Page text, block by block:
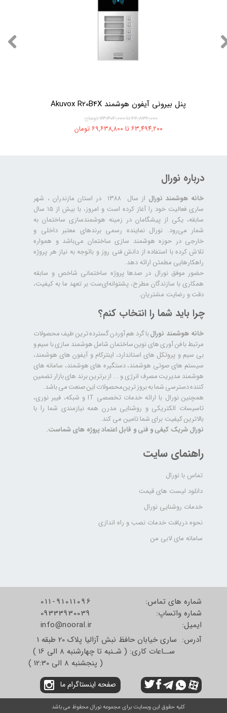
پنل بیرونی آیفون هوشمند Akuvox R20B4X
۶۶,۸۳۶,۰۰۰ تا ۷۳,۳۰۴,۰۰۰ تومان
۶۳,۴۹۴,۲۰۰ تا ۶۹,۶۳۸,۸۰۰ تومان
درباره نورال
خانه هوشمند نورال
از سال ۱۳۸۸ در استان مازندران ، شهر
ساری فعالیت خود را آغاز کرده است و امروز، با بیش از ۱۵ سال
سابقه، یکی از پیشگامان در زمینه هوشمندسازی ساختمان به
شمار می‌رود. نورال نماینده رسمی برندهای معتبر داخلی و
خارجی در حوزه هوشمند سازی ساختمان می‌باشد و همواره
تلاش کرده با استفاده از دانش فنی روز و باتوجه به نیاز هر پروژه
راهکارهایی مطمئن ارائه دهد.
حضور موفق نورال در صدها پروژه‌ ساختمانی شاخص و سابقه
همکاری با سازندگان مطرح، پشتوانه‌ای‌ست بر تعهد ما به کیفیت،
دقت و رضایت مشتریان.
راهنمای سایت
تماس با نورال
دانلود لیست های قیمت
خدمات روشنایی نورال
نحوه دریافت خدمات نصب و راه اندازی
سامانه مای لابی من
چرا باید شما را انتخاب کنم؟
خانه هوشمند نورالبا گرد هم آوردن گسترده ترین طیف محصولات
مرتبط با فن آوری های نوین ساختمان شامل هوشمند سازی با سیم و
بی سیم و پروتکل های استاندارد، اینترکام و آیفون های هوشمند،
سیستم های صوتی هوشمند، دستگیره های هوشمند، سامانه های
هوشمند مدیریت مصرف انرژی و ... از برترین برند های بازار تضمین
کننده دسترسی شما به بروز ترین محصولات این صنعت می باشد.
همچنین نورال با ارائه خدمات تخصصی IT و شبکه، فیبر نوری،
تاسیسات الکتریکی و روشنایی مدرن همه نیازمندی شما را با
بالاترین کیفیت برای شما تامین می کند.
نورال شریک کیفی و فنی و قابل اعتماد پروژه های شماست.
شماره های تماس:
شماره واتساپ:
​​​​​​​ایمیل:
011-91011096
09333930039
info@nooral.ir
آدرس: ساری خیابان حافظ نبش آزالیا پلاک 20 طبقه 1
ســاعات کاری: ( شـنبه تا چهارشنبه 8 الی 16 )
( پنجشنبه 8 الی 12:30 )
صفحه اینستاگرام ما
کلیه حقوق این وبسایت برای مجموعه نورال محفوظ می باشد